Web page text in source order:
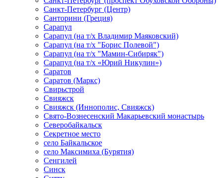
Санкт-Петербург (Центр)
Санторини (Греция)
Сарапул
Сарапул (на т/х Владимир Маяковский)
Сарапул (на т/х "Борис Полевой")
Сарапул (на т/х "Мамин-Сибиряк")
Сарапул (на т/х «Юрий Никулин»)
Саратов
Саратов (Маркс)
Свирьстрой
Свияжск
Свияжск (Иннополис, Свияжск)
Свято-Вознесенский Макарьевский монастырь
Северобайкальск
Секретное место
село Байкальское
село Максимиха (Бурятия)
Сенгилей
Синск